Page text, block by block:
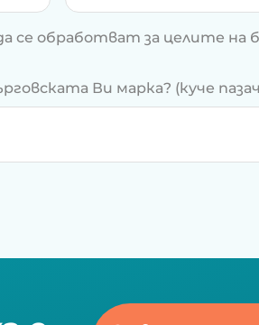
се обработват за целите на
Ви марка? (куче